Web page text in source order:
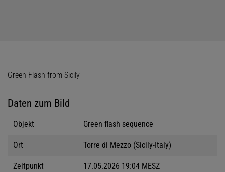
Green Flash from Sicily
Daten zum Bild
Objekt Green flash sequence
Ort Torre di Mezzo (Sicily-Italy)
Zeitpunkt 17.05.2026 19:04 MESZ